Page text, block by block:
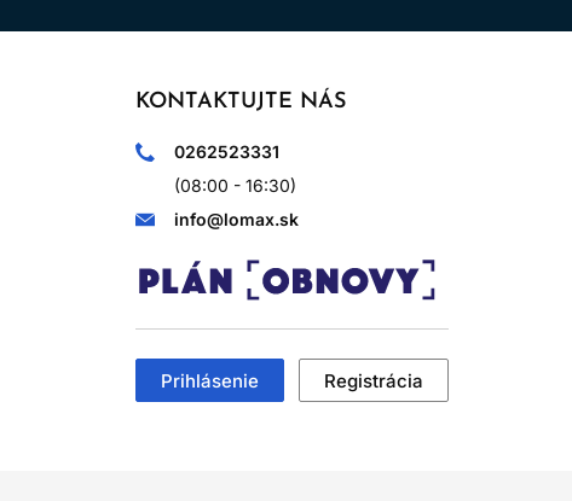
KONTAKTUJTE NÁS
0262523331
(08:00 - 16:30)
info@lomax.sk
Prihlásenie Registrácia